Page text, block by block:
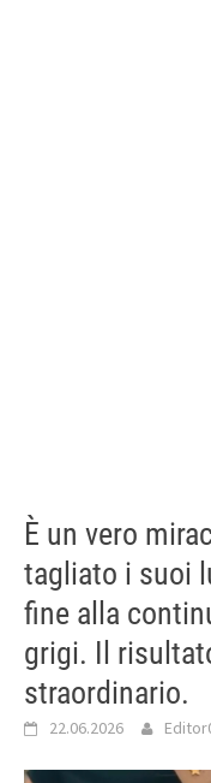
È un vero
tagliato i suoi
fine alla
grigi. Il
straordinario.
22.06.2026